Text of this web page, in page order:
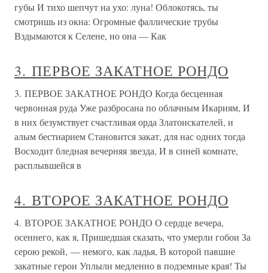
губы И тихо шепчут на ухо: луна! Облокотясь, ты
смотришь из окна: Огромные фаллические трубы
Вздымаются к Селене, но она — Как
3. ПЕРВОЕ ЗАКАТНОЕ РОНДО
3. ПЕРВОЕ ЗАКАТНОЕ РОНДО Когда бесценная
червонная руда Уже разбросана по облачным Икариям, И
в них безумствует счастливая орда Златоискателей, и
алым бестиарием Становится закат, для нас одних тогда
Восходит бледная вечерняя звезда, И в синей комнате,
расплывшейся в
4. ВТОРОЕ ЗАКАТНОЕ РОНДО
4. ВТОРОЕ ЗАКАТНОЕ РОНДО О сердце вечера,
осеннего, как я, Пришедшая сказать, что умерли гобои За
серою рекой, — немого, как ладья, В которой павшие
закатные герои Уплыли медленно в подземные края! Ты